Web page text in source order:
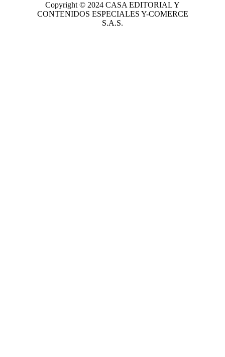
Copyright © 2024 CASA EDITORIALY
CONTENIDOS ESPECIALES Y-COMERCE
S.A.S.